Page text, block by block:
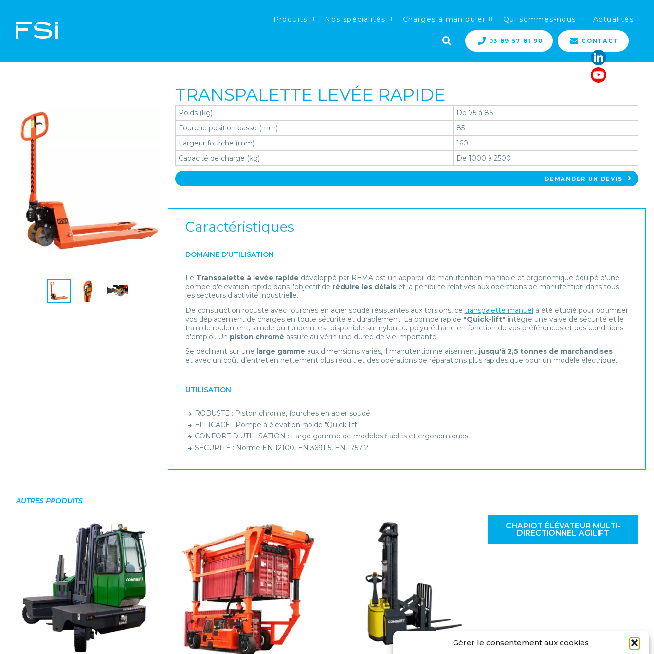
Gérer le consentement aux cookies
Produits Nos spécialités Charges à manipuler Qui sommes-nous Actualités
03 89 57 81 90 CONTACT
TRANSPALETTE LEVÉE RAPIDE
Poids (kg)
De 75 à 86
Fourche position basse (mm)
85
Largeur fourche (mm)
160
Capacité de charge (kg)
De 1000 à 2500
DEMANDER UN DEVIS
Caractéristiques
DOMAINE D’UTILISATION
Le Transpalette à levée rapide développé par REMA est un appareil de manutention maniable et ergonomique équipé d'une
pompe d'élévation rapide dans l'objectif de réduire les délaiset la pénibilité relatives aux opérations de manutention dans tous
les secteurs d'activité industrielle.
De construction robuste avec fourches en acier soudé résistantes aux torsions, ce transpalette manuel à été étudié pour optimiser
vos déplacement de charges en toute sécurité et durablement. La pompe rapide "Quick-lift" intègre une valve de sécurité et le
train de roulement, simple ou tandem, est disponible sur nylon ou polyuréthane en fonction de vos préférences et des conditions
d'emploi. Un piston chromé assure au vérin une durée de vie importante.
Se déclinant sur une large gamme aux dimensions variés, il manutentionne aisémentjusqu'à 2,5 tonnes de marchandises
et avec un coût d’entretien nettement plus réduit et des opérations de réparations plus rapides que pour un modèle électrique.
UTILISATION
ROBUSTE : Piston chromé, fourches en acier soudé
EFFICACE : Pompe à élévation rapide "Quick-lift"
CONFORT D'UTILISATION : Large gamme de modèles fiables et ergonomiques
SÉCURITÉ : Norme EN 12100, EN 3691-5, EN 1757-2
AUTRES PRODUITS
CHARIOT ÉLÉVATEUR MULTI-
DIRECTIONNEL AGILIFT